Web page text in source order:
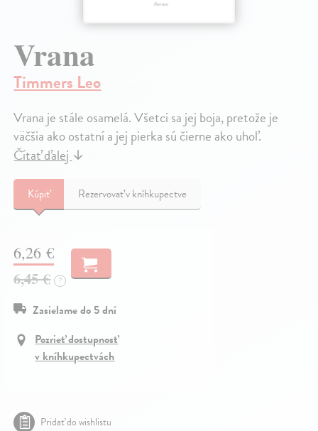
Vrana
Timmers Leo
Vrana je stále osamelá. Všetci sa jej boja, pretože je
väčšia ako ostatní a jej pierka sú čierne ako uhoľ.
Čítať ďalej↓
Kúpiť Rezervovať v kníhkupectve
6,26 €
6,45 €
?
Zasielame do 5 dní
Pozrieť dostupnosť
v kníhkupectvách
Pridať do wishlistu